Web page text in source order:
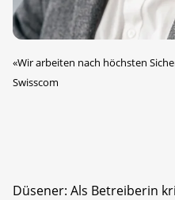
«Wir arbeiten nach höchsten
Swisscom
Düsener: Als Betreiberin